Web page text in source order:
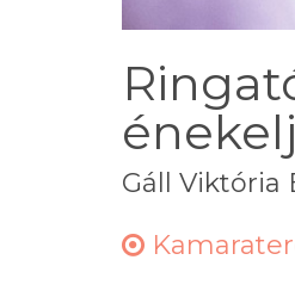
Gáll Viktória